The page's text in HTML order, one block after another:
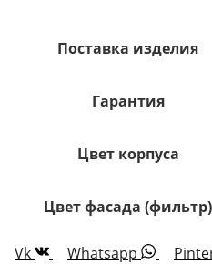
Поставка изделия
Гарантия
Цвет корпуса
Цвет фасада (фильтр)
Vk Whatsapp